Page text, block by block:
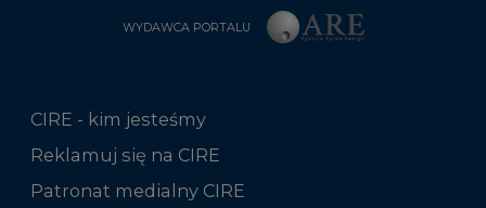
WYDAWCA PORTALU
CIRE - kim jesteśmy
Reklamuj się na CIRE
Patronat medialny CIRE